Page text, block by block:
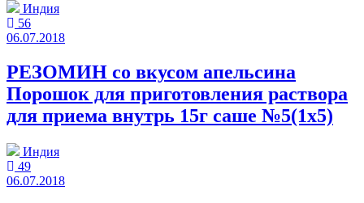
Индия
56
06.07.2018
РЕЗОМИН со вкусом апельсина
Порошок для приготовления раствора
для приема внутрь 15г саше №5(1x5)
Индия
49
06.07.2018